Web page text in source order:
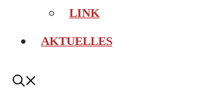
LINK
AKTUELLES